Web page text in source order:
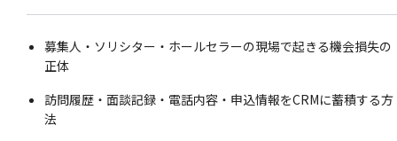
募集人・ソリシター・ホールセラーの現場で起きる機会損失の
正体
訪問履歴・面談記録・電話内容・申込情報をCRMに蓄積する方
法